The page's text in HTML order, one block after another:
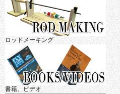
ロッドメーキング
書籍、ビデオ